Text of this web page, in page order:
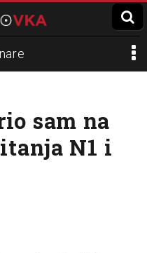
sam na
N1 i